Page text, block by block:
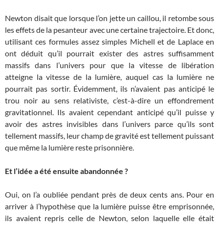
Newton disait que lorsque l’on jette un caillou, il retombe sous
les effets de la pesanteur avec une certaine trajectoire. Et donc,
utilisant ces formules assez simples Michell et de Laplace en
ont déduit qu’il pourrait exister des astres suffisamment
massifs dans l’univers pour que la vitesse de libération
atteigne la vitesse de la lumière, auquel cas la lumière ne
pourrait pas sortir. Évidemment, ils n’avaient pas anticipé le
trou noir au sens relativiste, c’est-à-dire un effondrement
gravitationnel. Ils avaient cependant anticipé qu’il puisse y
avoir des astres invisibles dans l’univers parce qu’ils sont
tellement massifs, leur champ de gravité est tellement puissant
que même la lumière reste prisonnière.
Et l’idée a été ensuite abandonnée ?
Oui, on l’a oubliée pendant près de deux cents ans. Pour en
arriver à l’hypothèse que la lumière puisse être emprisonnée,
ils avaient repris celle de Newton, selon laquelle elle était